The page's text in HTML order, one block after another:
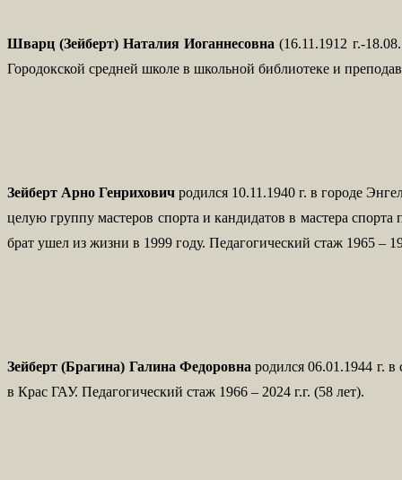
Шварц (Зейберт) Наталия Иоганнесовна (16.11.1912 г.-
Городокской средней школе в школьной библиотеке и
Зейберт Арно Генриховичродился 10.11.1940 г. в городе
целую группу мастеров спорта и кандидатов в мастера
брат ушел из жизни в 1999 году. Педагогический стаж 1965 –
Зейберт (Брагина) Галина Федоровнародился 06.01.1944 г.
в Крас ГАУ. Педагогический стаж 1966 – 2024 г.г. (58 лет).